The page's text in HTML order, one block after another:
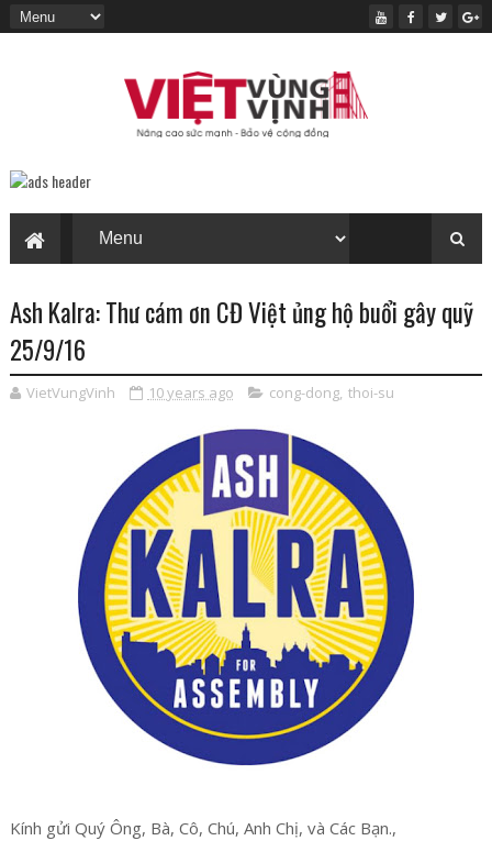
Ash Kalra: Thư cám ơn CĐ Việt ủng hộ buổi gây quỹ
25/9/16
VietVungVinh 10 years ago cong-dong, thoi-su
Kính gửi Quý Ông, Bà, Cô, Chú, Anh Chị, và Các Bạn.,